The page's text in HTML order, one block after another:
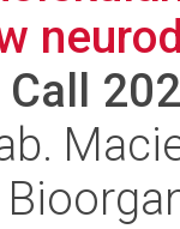
Call